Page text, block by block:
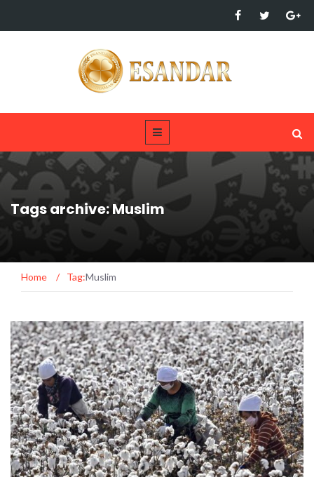
Tags archive: Muslim
Home / Tag:Muslim